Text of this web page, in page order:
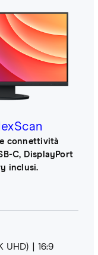
connettività
C, DisplayPort
inclusi.
UHD)
16:9